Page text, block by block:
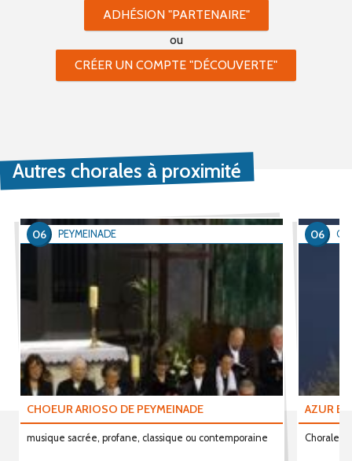
ADHÉSION "PARTENAIRE"
ou
CRÉER UN COMPTE "DÉCOUVERTE"
Autres chorales à proximité
CHOEUR ARIOSO DE PEYMEINADE
musique sacrée, profane, classique ou contemporaine
PEYMEINADE
06
AZUR ET
Chorale
06